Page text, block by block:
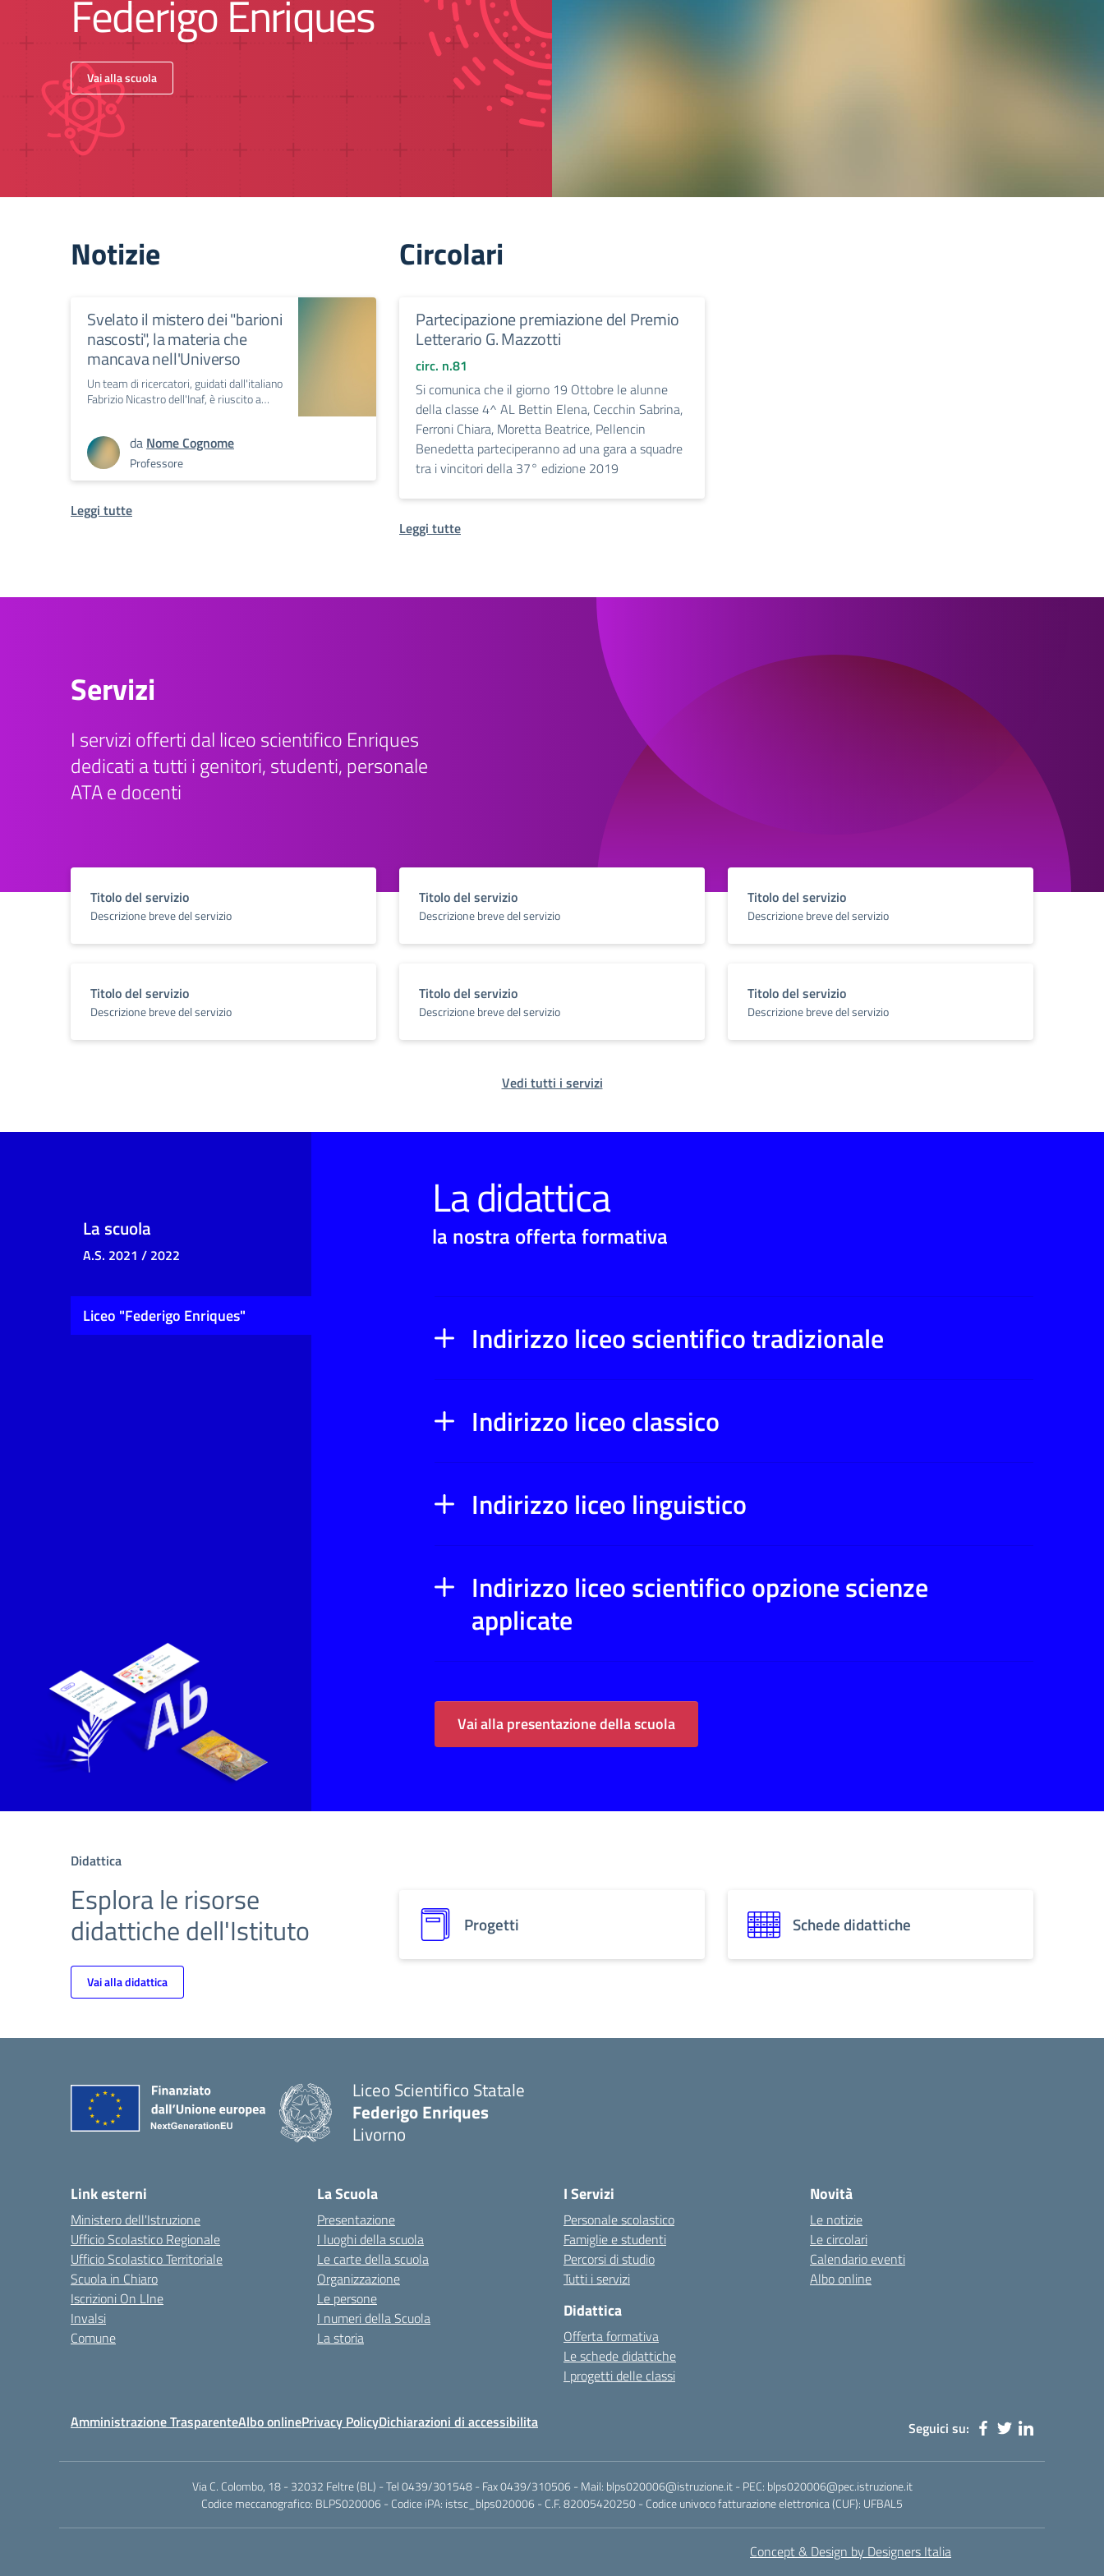
Federigo Enriques
Vai alla scuola
Notizie
Svelato il mistero dei "barioni
nascosti", la materia che
mancava nell'Universo
Un team di ricercatori, guidati dall'italiano
Fabrizio Nicastro dell'Inaf, è riuscito a…
da Nome Cognome
Professore
Leggi tutte
Circolari
Partecipazione premiazione del Premio
Letterario G. Mazzotti
circ. n.81
Si comunica che il giorno 19 Ottobre le alunne
della classe 4^ AL Bettin Elena, Cecchin Sabrina,
Ferroni Chiara, Moretta Beatrice, Pellencin
Benedetta parteciperanno ad una gara a squadre
tra i vincitori della 37° edizione 2019
Leggi tutte
Servizi
I servizi offerti dal liceo scientifico Enriques
dedicati a tutti i genitori, studenti, personale
ATA e docenti
Titolo del servizio
Descrizione breve del servizio
Titolo del servizio
Descrizione breve del servizio
Titolo del servizio
Descrizione breve del servizio
Titolo del servizio
Descrizione breve del servizio
Titolo del servizio
Descrizione breve del servizio
Titolo del servizio
Descrizione breve del servizio
Vedi tutti i servizi
La didattica
la nostra offerta formativa
La scuola
A.S. 2021 / 2022
Liceo "Federigo Enriques"
Indirizzo liceo scientifico tradizionale
Indirizzo liceo classico
Indirizzo liceo linguistico
Indirizzo liceo scientifico opzione scienze
applicate
Vai alla presentazione della scuola
Didattica
Esplora le risorse
didattiche dell'Istituto
Vai alla didattica
Progetti Schede didattiche
Liceo Scientifico Statale
Federigo Enriques
Livorno
Link esterni
Ministero dell'Istruzione
Ufficio Scolastico Regionale
Ufficio Scolastico Territoriale
Scuola in Chiaro
Iscrizioni On LIne
Invalsi
Comune
La Scuola
Presentazione
I luoghi della scuola
Le carte della scuola
Organizzazione
Le persone
I numeri della Scuola
La storia
I Servizi
Personale scolastico
Famiglie e studenti
Percorsi di studio
Tutti i servizi
Didattica
Offerta formativa
Le schede didattiche
I progetti delle classi
Novità
Le notizie
Le circolari
Calendario eventi
Albo online
Amministrazione TrasparenteAlbo onlinePrivacy PolicyDichiarazioni di accessibilita Seguici su:
Via C. Colombo, 18 - 32032 Feltre (BL) - Tel 0439/301548 - Fax 0439/310506 - Mail: blps020006@istruzione.it - PEC: blps020006@pec.istruzione.it
Codice meccanografico: BLPS020006 - Codice iPA: istsc_blps020006 - C.F. 82005420250 - Codice univoco fatturazione elettronica (CUF): UFBAL5
Concept & Design by Designers Italia